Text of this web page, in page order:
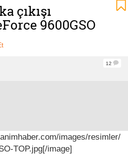
çıkışı
9600GSO
12
images/resimler/
TOP.jpg[/image]